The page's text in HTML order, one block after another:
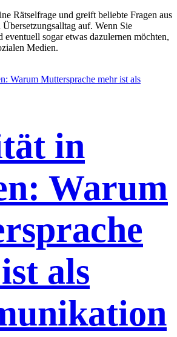
Rätselfrage und greift beliebte Fragen aus
auf. Wenn Sie
eventuell sogar etwas dazulernen möchten,
Medien.
Warum Muttersprache mehr ist als
in
Warum
als